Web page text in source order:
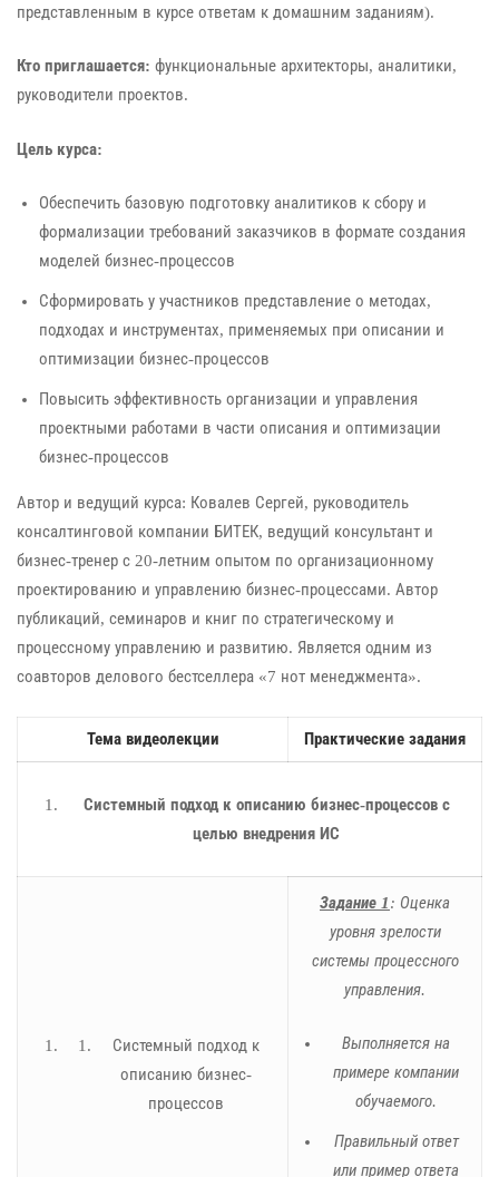
представленным в курсе ответам к домашним заданиям).
Кто приглашается: функциональные архитекторы, аналитики,
руководители проектов.
Цель курса:
Обеспечить базовую подготовку аналитиков к сбору и
формализации требований заказчиков в формате создания
моделей бизнес-процессов
Сформировать у участников представление о методах,
подходах и инструментах, применяемых при описании и
оптимизации бизнес-процессов
Повысить эффективность организации и управления
проектными работами в части описания и оптимизации
бизнес-процессов
Автор и ведущий курса: Ковалев Сергей, руководитель
консалтинговой компании БИТЕК, ведущий консультант и
бизнес-тренер с 20-летним опытом по организационному
проектированию и управлению бизнес-процессами. Автор
публикаций, семинаров и книг по стратегическому и
процессному управлению и развитию. Является одним из
соавторов делового бестселлера «7 нот менеджмента».
Тема видеолекции Практические задания
Системный подход к описанию бизнес-процессов с
целью внедрения ИС
Системный подход к
описанию бизнес-
процессов
Задание 1: Оценка
уровня зрелости
системы процессного
управления.
Выполняется на
примере компании
обучаемого.
Правильный ответ
или пример ответа